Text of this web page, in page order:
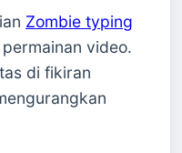
Zombie typing
video.
di fikiran